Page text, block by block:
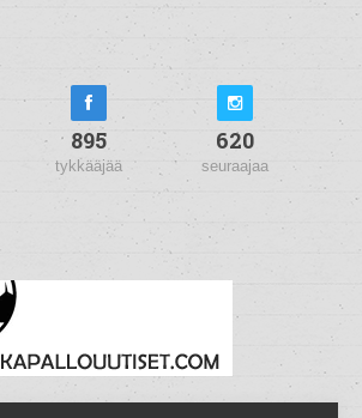
895
tykkääjää
620
seuraajaa